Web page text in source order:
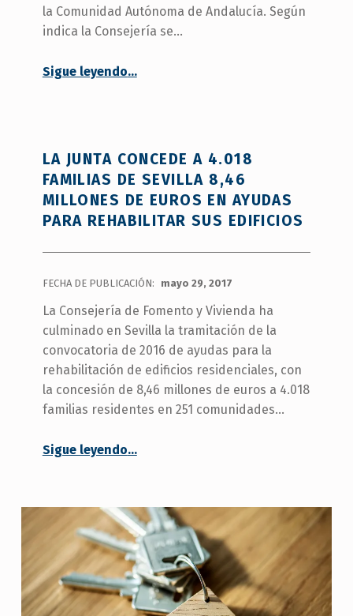
la Comunidad Autónoma de Andalucía. Según
indica la Consejería se…
Sigue leyendoAbierta la convocatoria de ayudas para la adecuación funcional básica de viviendas
Del
al
27
de
julio
inclusive
”
…
LA JUNTA CONCEDE A 4.018
FAMILIAS DE SEVILLA 8,46
MILLONES DE EUROS EN AYUDAS
PARA REHABILITAR SUS EDIFICIOS
FECHA DE PUBLICACIÓN: mayo 29, 2017
La Consejería de Fomento y Vivienda ha
culminado en Sevilla la tramitación de la
convocatoria de 2016 de ayudas para la
rehabilitación de edificios residenciales, con
la concesión de 8,46 millones de euros a 4.018
familias residentes en 251 comunidades…
Sigue leyendo“La Junta concede a 4.018 familias de Sevilla 8,46 millones de euros en ayudas para rehabilitar sus edificios”
…